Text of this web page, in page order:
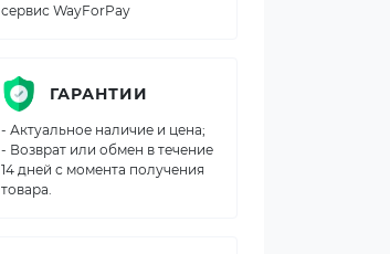
сервис WayForPay
ГАРАНТИИ
- Актуальное наличие и цена;
- Возврат или обмен в течение
14 дней с момента получения
товара.